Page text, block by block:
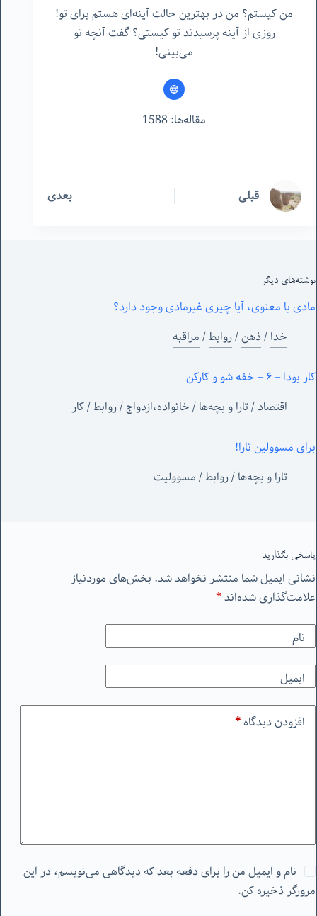
من کیستم؟ من در بهترین حالت آینه‌ای هستم برای تو!
روزی از آینه پرسیدند تو کیستی؟ گفت آنچه تو
می‌بینی!
مقاله‌ها: 1588
قبلی بعدی
نوشته‌های‌ دیگر
مادی یا معنوی، آیا چیزی غیرمادی وجود دارد؟
خدا/ذهن/روابط/مراقبه
کار بودا – ۶ – خفه شو و کارکن
اقتصاد/تارا و بچه‌ها/خانواده،ازدواج/روابط/کار
برای مسوولین تارا!
تارا و بچه‌ها/روابط/مسوولیت
پاسخی بگذارید
نشانی ایمیل شما منتشر نخواهد شد. بخش‌های موردنیاز
علامت‌گذاری شده‌اند*
نام
ایمیل
افزودن دیدگاه*
نام و ایمیل من را برای دفعه بعد که دیدگاهی می‌نویسم، در این
مرورگر ذخیره کن.